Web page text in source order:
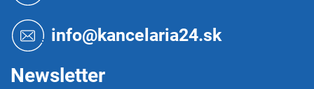
info@kancelaria24.sk
Newsletter